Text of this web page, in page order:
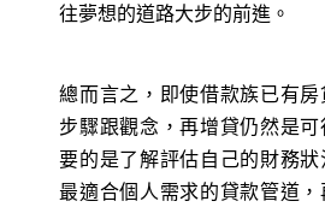
往夢想的道路大步的前進。
總而言之，即使借款族已有
步驟跟觀念，再增貸仍然是
要的是了解評估自己的財務
最適合個人需求的貸款管道